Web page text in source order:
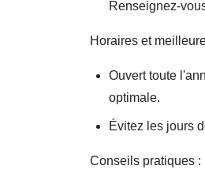
Renseignez-
Horaires et
Ouvert toute
optimale.
Évitez les jours
Conseils pratiques :